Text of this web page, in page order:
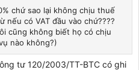
chứ sao lại không chịu thuế
nếu có VAT đầu vào chứ????
cũng không biết họ có chịu
nào không?)
tư 120/2003/TT-BTC có ghi